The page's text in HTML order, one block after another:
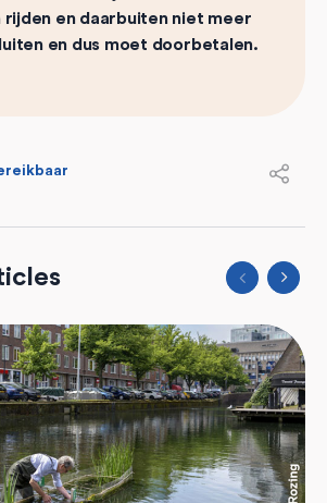
rijden en daarbuiten niet meer
en dus moet doorbetalen.